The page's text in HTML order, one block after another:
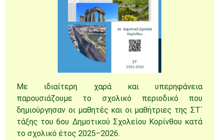
Με ιδιαίτερη χαρά και υπερηφάνεια
παρουσιάζουμε το σχολικό περιοδικό που
δημιούργησαν οι μαθητές και οι μαθήτριες της ΣΤ΄
τάξης του 6ου Δημοτικού Σχολείου Κορίνθου κατά
το σχολικό έτος 2025–2026.